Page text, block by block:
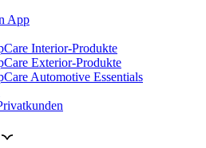
App
Interior-Produkte
Exterior-Produkte
Automotive Essentials